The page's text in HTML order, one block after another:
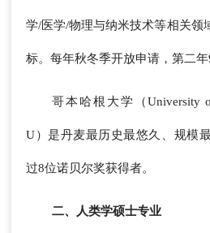
学/医学/物理与纳米技术等相关领
标。每年秋冬季开放申请，第二年
哥本哈根大学（University
U）是丹麦最历史最悠久、规模
过8位诺贝尔奖获得者。
二、人类学硕士专业